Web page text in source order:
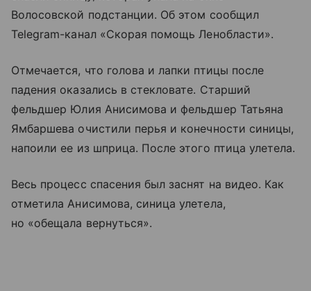
Волосовской подстанции. Об этом сообщил
Telegram-канал «Скорая помощь Ленобласти».
Отмечается, что голова и лапки птицы после
падения оказались в стекловате. Старший
фельдшер Юлия Анисимова и фельдшер Татьяна
Ямбаршева очистили перья и конечности синицы,
напоили ее из шприца. После этого птица улетела.
Весь процесс спасения был заснят на видео. Как
отметила Анисимова, синица улетела,
но «обещала вернуться».